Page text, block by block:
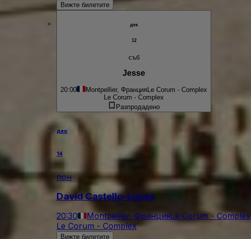
Вижте билетите
дек
12
съб
Jesse
20:00 Montpellier, Франция Le Corum - Complex
Le Corum - Complex
Разпродадено
дек
14
пон
David Castello-Lopes
20:30 Montpellier, ФранцияLe Corum - Complex
Le Corum - Complex
Вижте билетите